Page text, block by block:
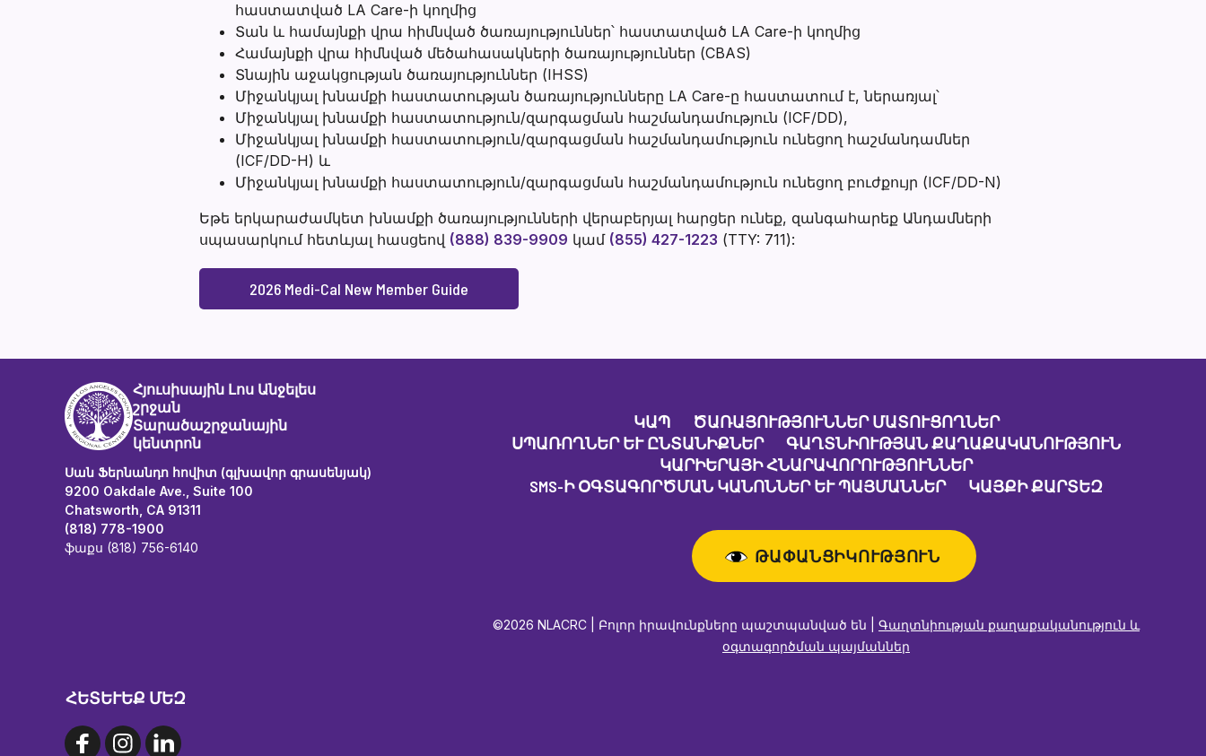
հաստատված LA Care-ի կողմից
Տան և համայնքի վրա հիմնված ծառայություններ՝ հաստատված LA Care-ի կողմից
Համայնքի վրա հիմնված մեծահասակների ծառայություններ (CBAS)
Տնային աջակցության ծառայություններ (IHSS)
Միջանկյալ խնամքի հաստատության ծառայությունները LA Care-ը հաստատում է, ներառյալ՝
Միջանկյալ խնամքի հաստատություն/զարգացման հաշմանդամություն (ICF/DD),
Միջանկյալ խնամքի հաստատություն/զարգացման հաշմանդամություն ունեցող հաշմանդամներ
(ICF/DD-H) և
Միջանկյալ խնամքի հաստատություն/զարգացման հաշմանդամություն ունեցող բուժքույր (ICF/DD-N)
Եթե երկարաժամկետ խնամքի ծառայությունների վերաբերյալ հարցեր ունեք, զանգահարեք Անդամների
սպասարկում հետևյալ հասցեով (888) 839-9909 կամ (855) 427-1223 (TTY: 711):
2026 Medi-Cal New Member Guide
Հյուսիսային Լոս Անջելես
շրջան
Տարածաշրջանային
կենտրոն
Սան Ֆերնանդո հովիտ (գլխավոր գրասենյակ)
9200 Oakdale Ave., Suite 100
Chatsworth, CA 91311
(818) 778-1900
ֆաքս (818) 756-6140
ԿԱՊ
ԾԱՌԱՅՈՒԹՅՈՒՆՆԵՐ ՄԱՏՈՒՑՈՂՆԵՐ
ՍՊԱՌՈՂՆԵՐ ԵՒ ԸՆՏԱՆԻՔՆԵՐ
ԳԱՂՏՆԻՈՒԹՅԱՆ ՔԱՂԱՔԱԿԱՆՈՒԹՅՈՒՆ
ԿԱՐԻԵՐԱՅԻ ՀՆԱՐԱՎՈՐՈՒԹՅՈՒՆՆԵՐ
SMS-Ի ՕԳՏԱԳՈՐԾՄԱՆ ԿԱՆՈՆՆԵՐ ԵՒ ՊԱՅՄԱՆՆԵՐ
ԿԱՅՔԻ ՔԱՐՏԵԶ
ԹԱՓԱՆՑԻԿՈՒԹՅՈՒՆ
©2026 NLACRC | Բոլոր իրավունքները պաշտպանված են | Գաղտնիության քաղաքականություն և
օգտագործման պայմաններ
ՀԵՏԵՒԵՔ ՄԵԶ